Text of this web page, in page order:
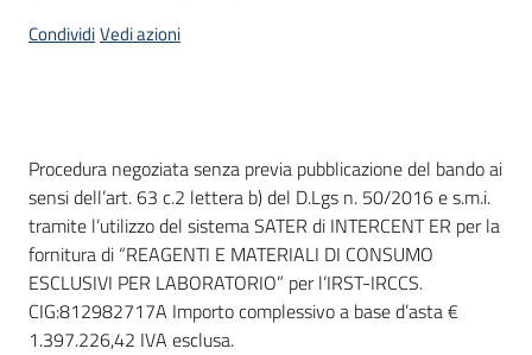
site
Seguici
su
CondividiVedi azioni
Dati del bando
Procedura negoziata senza previa pubblicazione del bando ai
sensi dell’art. 63 c.2 lettera b) del D.Lgs n. 50/2016 e s.m.i.
tramite l’utilizzo del sistema SATER di INTERCENT ER per la
fornitura di “REAGENTI E MATERIALI DI CONSUMO
ESCLUSIVI PER LABORATORIO” per l’IRST-IRCCS.
CIG:812982717A Importo complessivo a base d’asta €
1.397.226,42 IVA esclusa.